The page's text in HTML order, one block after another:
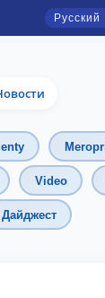
Русский
Video
Дайджест
ТГЮУ